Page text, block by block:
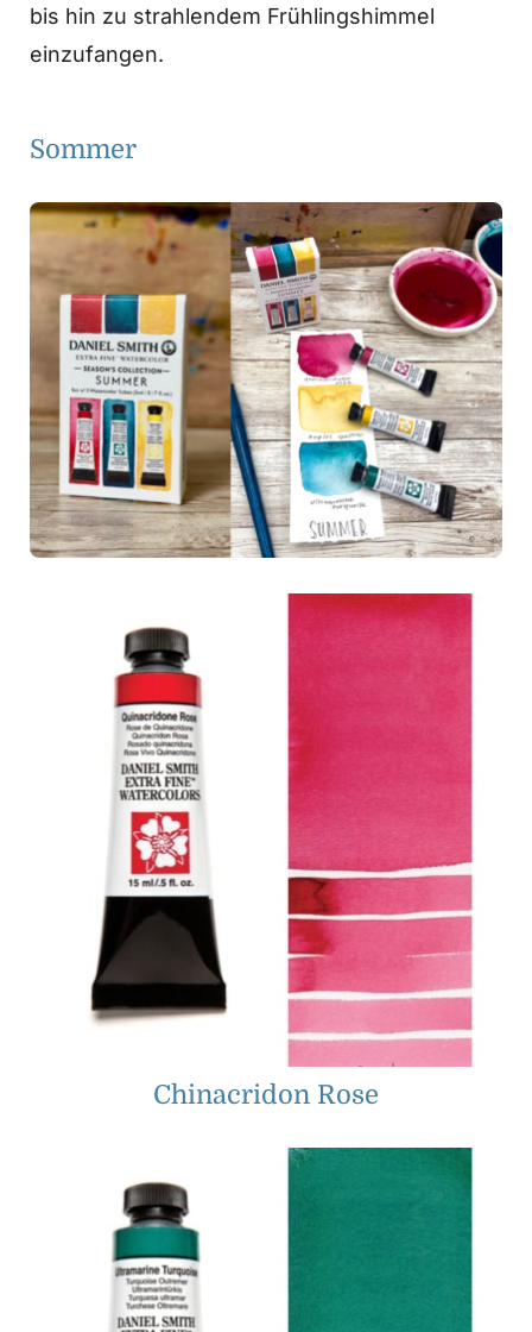
bis hin zu strahlendem Frühlingshimmel
einzufangen.
Sommer
Chinacridon Rose